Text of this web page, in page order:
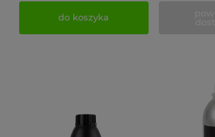
do koszyka